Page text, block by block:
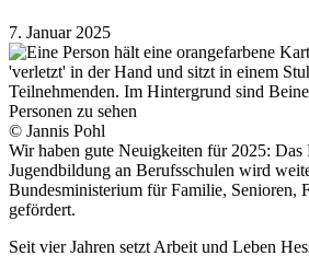
7. Januar 2025
© Jannis Pohl
Wir haben gute Neuigkeiten für 2025: Das
Jugendbildung an Berufsschulen wird
Bundesministerium für Familie, Senioren,
gefördert.
Seit vier Jahren setzt Arbeit und Leben